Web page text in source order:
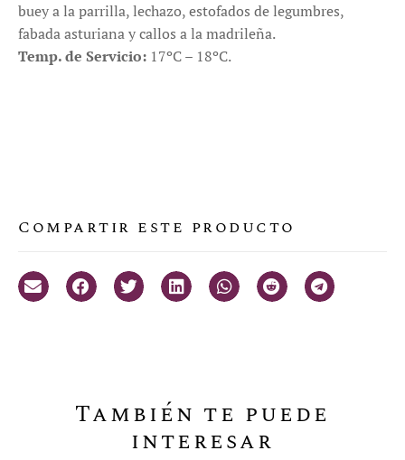
buey a la parrilla, lechazo, estofados de legumbres,
fabada asturiana y callos a la madrileña.
Temp. de Servicio: 17ºC – 18ºC.
Compartir este producto
También te puede
interesar